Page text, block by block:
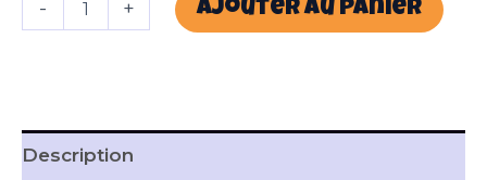
- + Ajouter au panier
Description